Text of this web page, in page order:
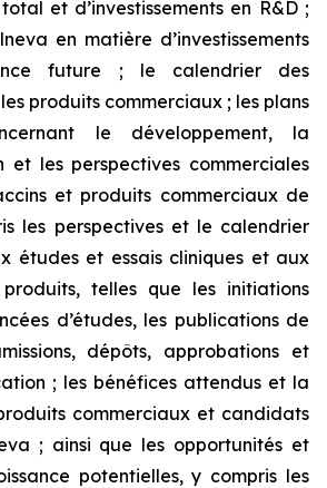
et d’investissements en R&D ;
en matière d’investissements
future ; le calendrier des
produits commerciaux ; les plans
le développement, la
et les perspectives commerciales
et produits commerciaux de
les perspectives et le calendrier
études et essais cliniques et aux
telles que les initiations
d’études, les publications de
dépôts, approbations et
; les bénéfices attendus et la
commerciaux et candidats
; ainsi que les opportunités et
potentielles, y compris les